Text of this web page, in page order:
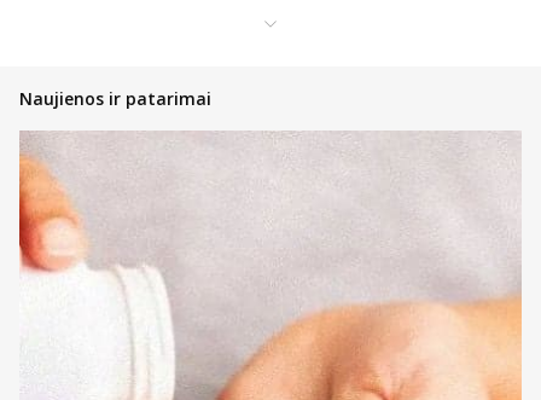
įžvalgos dažniausiai nurodomos konkrečios grupės prekių
tiesioginis pokalbis su konsultantais.
Perkant internetu – jūsų patogumui veikia internetinės vaistinės
filtrai bei prekių rikiavimo įrankis. Filtras leidžia kuo greičiau
sumažinti rodomų rezultatų kiekį, kad greičiau rastumėte prekes,
kurių nauda kūdikiams yra būtent tokia, kokios tikitės. Susiaurinkite
rodomų rezultatų kiekį pagal: kategoriją, kainą, prekės ženklą ar
registraciją. Susiaurintas pasirinkimas palengvins galimybę rinktis.
Na, o rikiavimo įrankis leidžia perkantiems internetu greičiau rasti
geriausiai vertinamas, pigiau arba brangiau kainuojančias prekes
bei rikiuoti pagal pavadinimus. Šitaip sumažėjus rodomų prekių
sąrašui galima dar greičiau rasti tai, ko reikia.
Atkreipkite dėmesį ir į prekių ženklinimą.
Naujienos ir patarimai